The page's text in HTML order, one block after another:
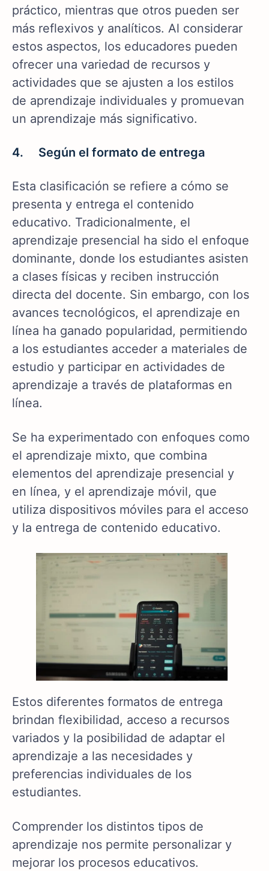
práctico, mientras que otros pueden ser
más reflexivos y analíticos. Al considerar
estos aspectos, los educadores pueden
ofrecer una variedad de recursos y
actividades que se ajusten a los estilos
de aprendizaje individuales y promuevan
un aprendizaje más significativo.
4. Según el formato de entrega
Esta clasificación se refiere a cómo se
presenta y entrega el contenido
educativo. Tradicionalmente, el
aprendizaje presencial ha sido el enfoque
dominante, donde los estudiantes asisten
a clases físicas y reciben instrucción
directa del docente. Sin embargo, con los
avances tecnológicos, el aprendizaje en
línea ha ganado popularidad, permitiendo
a los estudiantes acceder a materiales de
estudio y participar en actividades de
aprendizaje a través de plataformas en
línea.
Se ha experimentado con enfoques como
el aprendizaje mixto, que combina
elementos del aprendizaje presencial y
en línea, y el aprendizaje móvil, que
utiliza dispositivos móviles para el acceso
y la entrega de contenido educativo.
Estos diferentes formatos de entrega
brindan flexibilidad, acceso a recursos
variados y la posibilidad de adaptar el
aprendizaje a las necesidades y
preferencias individuales de los
estudiantes.
Comprender los distintos tipos de
aprendizaje nos permite personalizar y
mejorar los procesos educativos.